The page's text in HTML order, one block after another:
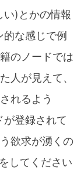
い)とかの情報
な感じで例
のノードでは
人が見えて、
れるよう
登録されて
欲求が湧くの
してください